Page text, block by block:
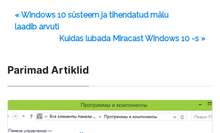
« Windows 10 süsteem ja tihendatud mälu
laadib arvuti
Kuidas lubada Miracast Windows 10 -s »
Parimad Artiklid